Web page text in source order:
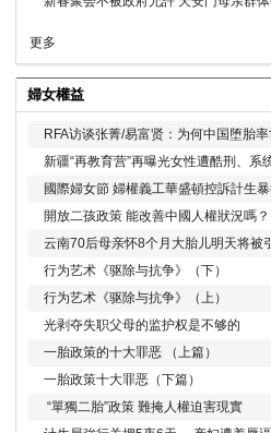
更多
婦女權益
RFA访谈张菁/易富贤：为何中国堕胎率
新疆“再教育营”再曝光女性遭酷刑、系
國際婦女節 婦權義工華盛頓控訴計生
開放二孩政策 能改善中國人權狀況嗎？
云南70后母亲怀8个月大胎儿明天将被
行为艺术《驱除与抗争》（下）
行为艺术《驱除与抗争》（上）
光剥夺失职父母的监护权是不够的
一胎政策的十大罪恶 （上篇）
一胎政策十大罪恶（下篇）
“單獨二胎”政策 難掩人權迫害現實